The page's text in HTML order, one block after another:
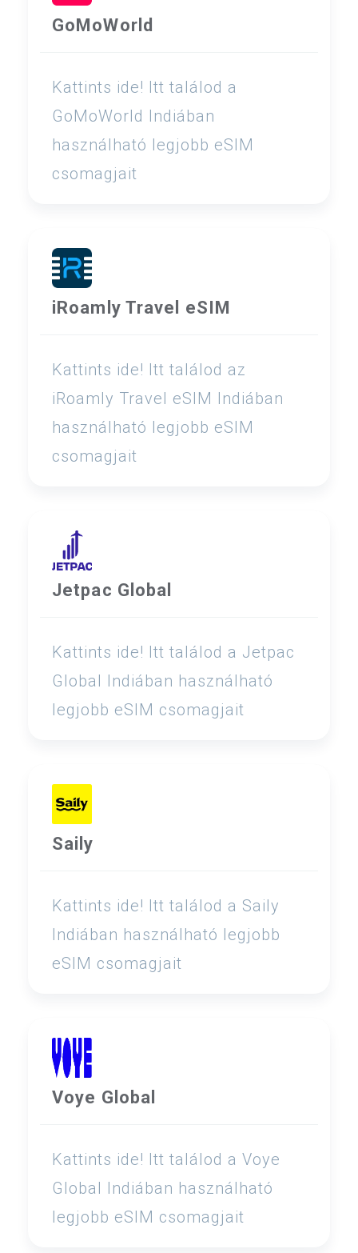
GoMoWorld
Kattints ide! Itt találod a
GoMoWorld Indiában
használható legjobb eSIM
csomagjait
iRoamly Travel eSIM
Kattints ide! Itt találod az
iRoamly Travel eSIM Indiában
használható legjobb eSIM
csomagjait
Jetpac Global
Kattints ide! Itt találod a Jetpac
Global Indiában használható
legjobb eSIM csomagjait
Saily
Kattints ide! Itt találod a Saily
Indiában használható legjobb
eSIM csomagjait
Voye Global
Kattints ide! Itt találod a Voye
Global Indiában használható
legjobb eSIM csomagjait